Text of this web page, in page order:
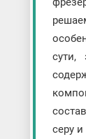
сути,
серу